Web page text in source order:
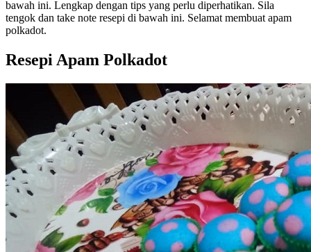
bawah ini. Lengkap dengan tips yang perlu diperhatikan. Sila
tengok dan take note resepi di bawah ini. Selamat membuat apam
polkadot.
Resepi Apam Polkadot